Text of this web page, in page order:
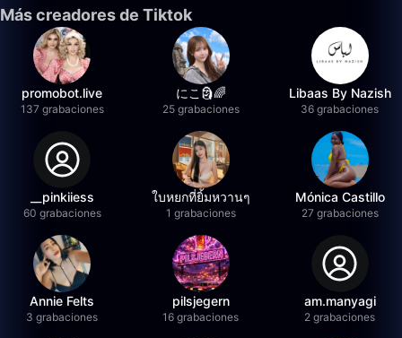
Más creadores de Tiktok
promobot.live
137 grabaciones
にこ🗿🌈
25 grabaciones
Libaas By Nazish
36 grabaciones
__pinkiiess
60 grabaciones
ใบหยกที่ยิ้มหวานๆ
1 grabaciones
Mónica Castillo
27 grabaciones
Annie Felts
3 grabaciones
pilsjegern
16 grabaciones
am.manyagi
2 grabaciones